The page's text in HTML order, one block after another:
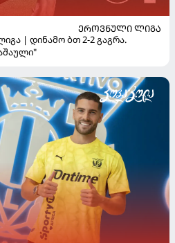
ᲔᲠᲝᲕᲜᲣᲚᲘ ᲚᲘᲒᲐ
| დინამო ბთ 2-2 გაგრა.